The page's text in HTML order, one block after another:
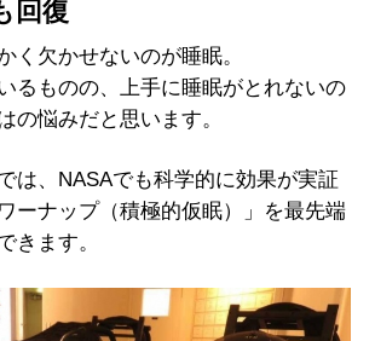
回復
く欠かせないのが睡眠。
るものの、上手に睡眠がとれないの
の悩みだと思います。
は、NASAでも科学的に効果が実証
ーナップ（積極的仮眠）」を最先端
きます。